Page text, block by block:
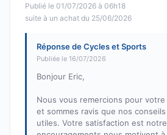
Publié le 01/07/2026 à 06h18
suite à un achat du 25/06/2026
Réponse de Cycles et Sports
Publiée le 16/07/2026
Bonjour Eric,
Nous vous remercions pour
et sommes ravis que nos
utiles. Votre satisfaction est